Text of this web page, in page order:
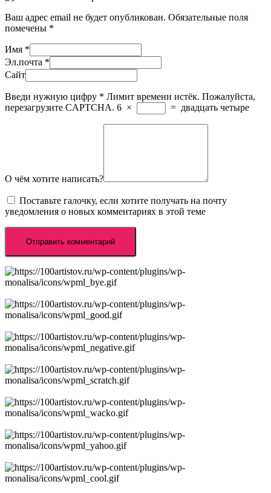
Ваш адрес email не будет опубликован. Обязательные поля
помечены *
Имя *
Эл.почта *
Сайт
Введи нужную цифру * Лимит времени истёк. Пожалуйста,
перезагрузите CAPTCHA. 6 × = двадцать четыре
О чём хотите написать?
Поставьте галочку, если хотите получать на почту
уведомления о новых комментариях в этой теме